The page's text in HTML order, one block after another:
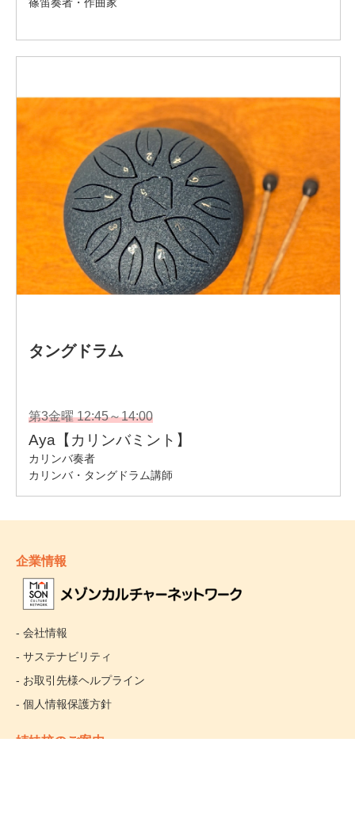
企業情報
- 会社情報
- サステナビリティ
- お取引先様ヘルプライン
- 個人情報保護方針
姉妹校のご案内